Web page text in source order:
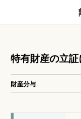
特有財産の立
財産分与